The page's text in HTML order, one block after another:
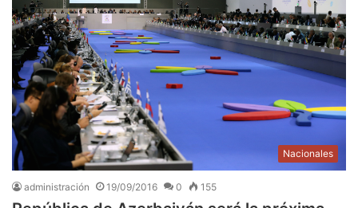
Nacionales
administración 19/09/2016 0 155